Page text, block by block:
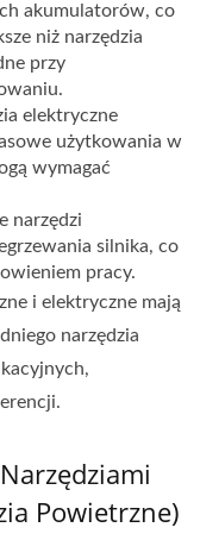
akumulatorów, co
niż narzędzia
przy
elektryczne
użytkowania w
wymagać
narzędzi
silnika, co
pracy.
i elektryczne mają
narzędzia
Powietrzne)